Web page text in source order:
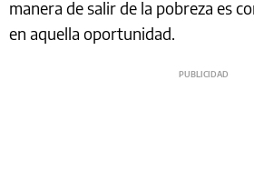
manera de salir de la pobreza es
en aquella oportunidad.